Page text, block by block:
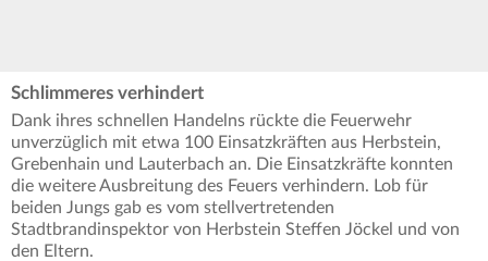
Schlimmeres verhindert
Dank ihres schnellen Handelns rückte die Feuerwehr
unverzüglich mit etwa 100 Einsatzkräften aus Herbstein,
Grebenhain und Lauterbach an. Die Einsatzkräfte konnten
die weitere Ausbreitung des Feuers verhindern. Lob für
beiden Jungs gab es vom stellvertretenden
Stadtbrandinspektor von Herbstein Steffen Jöckel und von
den Eltern.